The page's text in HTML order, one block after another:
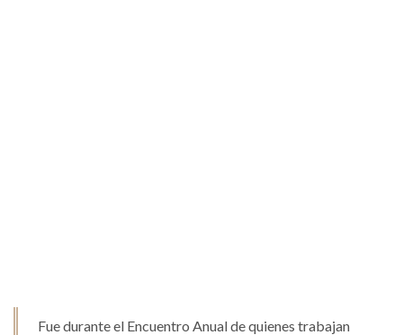
Fue durante el Encuentro Anual de quienes trabajan